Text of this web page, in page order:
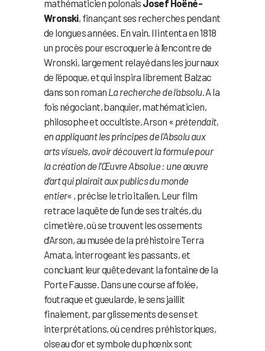
mathématicien polonais Josef Hoëné-
Wronski, finançant ses recherches pendant
de longues années. En vain. Il intenta en 1818
un procès pour escroquerie à l’encontre de
Wronski, largement relayé dans les journaux
de l’époque, et qui inspira librement Balzac
dans son roman La recherche de l’absolu. A la
fois négociant, banquier, mathématicien,
philosophe et occultiste, Arson « prétendait,
en appliquant les principes de l’Absolu aux
arts visuels, avoir découvert la formule pour
la création de l’Œuvre Absolue : une œuvre
d’art qui plairait aux publics du monde
entier« , précise le trio italien. Leur film
retrace la quête de l’un de ses traités, du
cimetière, où se trouvent les ossements
d’Arson, au musée de la préhistoire Terra
Amata, interrogeant les passants, et
concluant leur quête devant la fontaine de la
Porte Fausse. Dans une course affolée,
foutraque et gueularde, le sens jaillit
finalement, par glissements de sens et
interprétations, où cendres préhistoriques,
oiseau d’or et symbole du phœnix sont